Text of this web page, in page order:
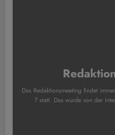
Das Redaktionsmeeting findet
7 statt. Das wurde von der